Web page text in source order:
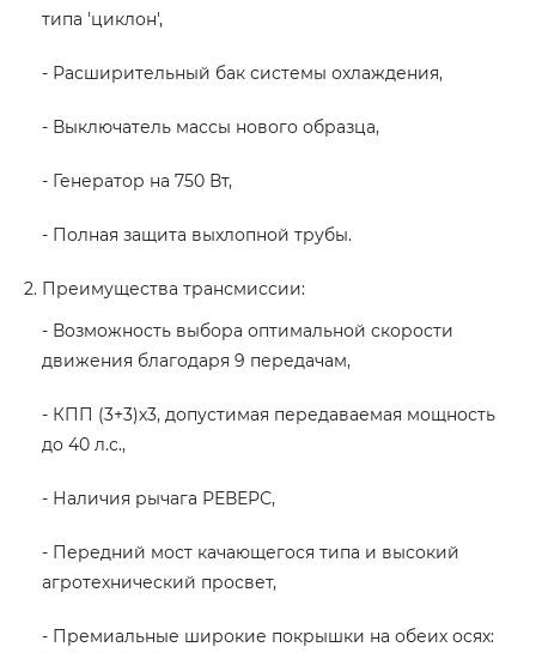
типа 'циклон',
- Расширительный бак системы охлаждения,
- Выключатель массы нового образца,
- Генератор на 750 Вт,
- Полная защита выхлопной трубы.
Преимущества трансмиссии:
- Возможность выбора оптимальной скорости
движения благодаря 9 передачам,
- КПП (3+3)х3, допустимая передаваемая мощность
до 40 л.с.,
- Наличия рычага РЕВЕРС,
- Передний мост качающегося типа и высокий
агротехнический просвет,
- Премиальные широкие покрышки на обеих осях: